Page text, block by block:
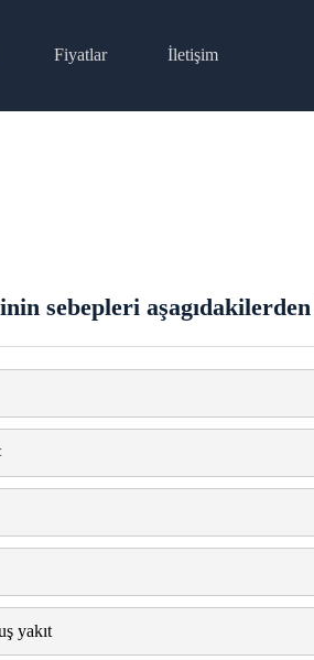
Fiyatlar İletişim
sebepleri
yakıt